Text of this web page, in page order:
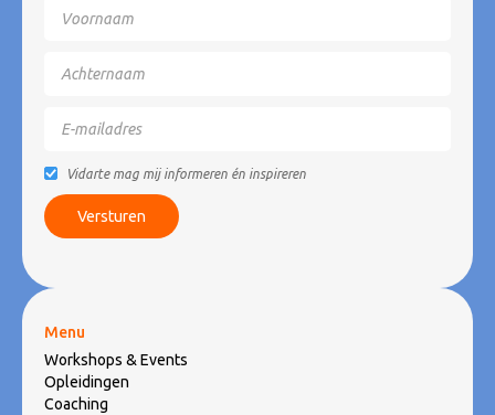
Vidarte mag mij informeren én inspireren
Menu
Workshops & Events
Opleidingen
Coaching